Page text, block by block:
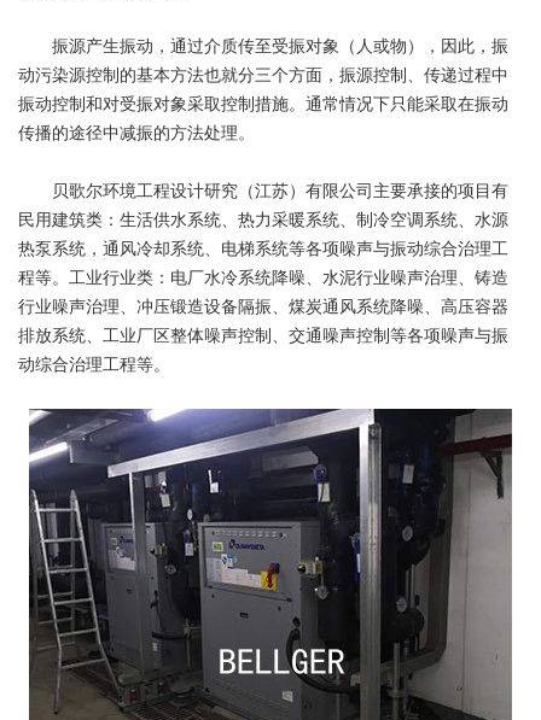
振源产生振动，通过介质传至受振对象（人或物），因此，振
动污染源控制的基本方法也就分三个方面，振源控制、传递过程中
振动控制和对受振对象采取控制措施。通常情况下只能采取在振动
传播的途径中减振的方法处理。
贝歌尔环境工程设计研究（江苏）有限公司主要承接的项目有
民用建筑类：生活供水系统、热力采暖系统、制冷空调系统、水源
热泵系统，通风冷却系统、电梯系统等各项噪声与振动综合治理工
程等。工业行业类：电厂水冷系统降噪、水泥行业噪声治理、铸造
行业噪声治理、冲压锻造设备隔振、煤炭通风系统降噪、高压容器
排放系统、工业厂区整体噪声控制、交通噪声控制等各项噪声与振
动综合治理工程等。